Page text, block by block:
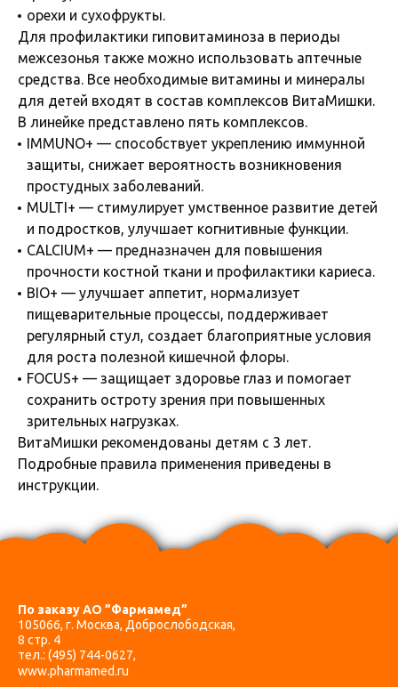
орехи и сухофрукты.
Для профилактики гиповитаминоза в периоды
межсезонья также можно использовать аптечные
средства. Все необходимые витамины и минералы
для детей входят в состав комплексов ВитаМишки.
В линейке представлено пять комплексов.
IMMUNO+ — способствует укреплению иммунной
защиты, снижает вероятность возникновения
простудных заболеваний.
MULTI+ — стимулирует умственное развитие детей
и подростков, улучшает когнитивные функции.
CALCIUM+ — предназначен для повышения
прочности костной ткани и профилактики кариеса.
BIO+ — улучшает аппетит, нормализует
пищеварительные процессы, поддерживает
регулярный стул, создает благоприятные условия
для роста полезной кишечной флоры.
FOCUS+ — защищает здоровье глаз и помогает
сохранить остроту зрения при повышенных
зрительных нагрузках.
ВитаМишки рекомендованы детям с 3 лет.
Подробные правила применения приведены в
инструкции.
По заказу АО ”Фармамед”
105066, г. Москва, Доброслободская,
8 стр. 4
тел.: (495) 744-0627,
www.pharmamed.ru